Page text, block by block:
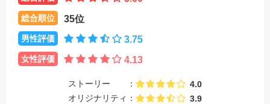
総合順位 35位
男性評価 3.75
女性評価 4.13
ストーリー
4.0
オリジナリティ
3.9